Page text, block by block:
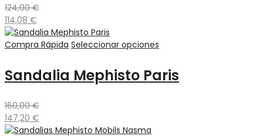
124,00€
114,08 €
Compra Rápida Seleccionar opciones
Sandalia Mephisto Paris
160,00€
147,20 €